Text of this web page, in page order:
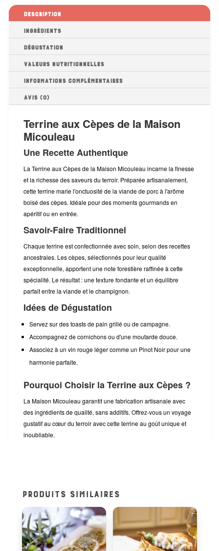
Description
Ingrédients
Dégustation
Valeurs nutritionnelles
Informations complémentaires
Avis (0)
Terrine aux Cèpes de la Maison
Micouleau
Une Recette Authentique
La Terrine aux Cèpes de la Maison Micouleau incarne la finesse
et la richesse des saveurs du terroir. Préparée artisanalement,
cette terrine marie l'onctuosité de la viande de porc à l'arôme
boisé des cèpes. Idéale pour des moments gourmands en
apéritif ou en entrée.
Savoir-Faire Traditionnel
Chaque terrine est confectionnée avec soin, selon des recettes
ancestrales. Les cèpes, sélectionnés pour leur qualité
exceptionnelle, apportent une note forestière raffinée à cette
spécialité. Le résultat : une texture fondante et un équilibre
parfait entre la viande et le champignon.
Idées de Dégustation
Servez sur des toasts de pain grillé ou de campagne.
Accompagnez de cornichons ou d'une moutarde douce.
Associez à un vin rouge léger comme un Pinot Noir pour une
harmonie parfaite.
Pourquoi Choisir la Terrine aux Cèpes ?
La Maison Micouleau garantit une fabrication artisanale avec
des ingrédients de qualité, sans additifs. Offrez-vous un voyage
gustatif au cœur du terroir avec cette terrine au goût unique et
inoubliable.
PRODUITS SIMILAIRES